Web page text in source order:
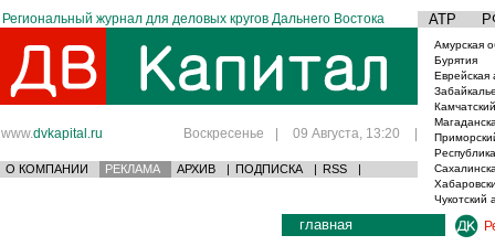
Региональный журнал для деловых кругов Дальнего Востока АТР
www.dvkapital.ru Воскресенье | 09 Августа, 13:20 |
О КОМПАНИИ РЕКЛАМА АРХИВ | ПОДПИСКА | RSS |
Амурская
Бурятия
Еврейская
Чукотский
главная